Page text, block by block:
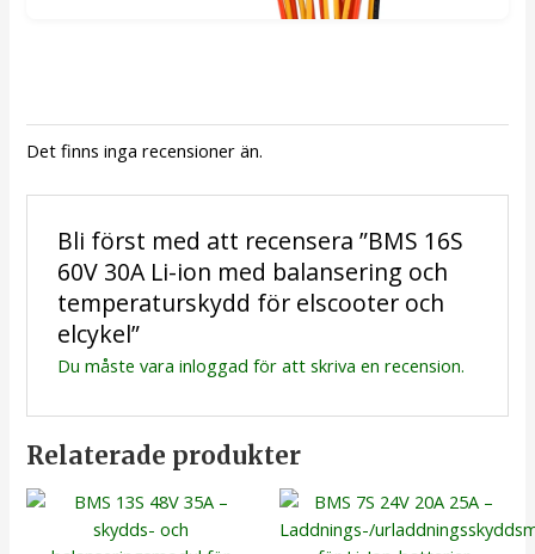
Det finns inga recensioner än.
Bli först med att recensera ”BMS 16S
60V 30A Li-ion med balansering och
temperaturskydd för elscooter och
elcykel”
Du måste vara inloggad för att skriva en recension.
Relaterade produkter